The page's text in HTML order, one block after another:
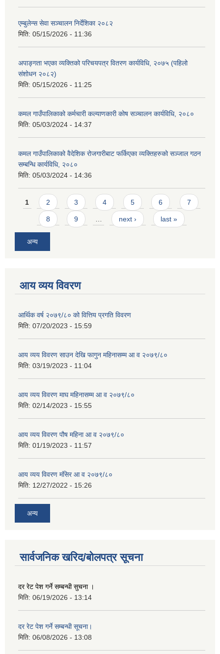
एम्बुलेन्स सेवा सञ्चालन निर्देशिका २०८२
मिति: 05/15/2026 - 11:36
अपाङ्गता भएका व्यक्तिको परिचयपत्र वितरण कार्यविधि, २०७५ (पहिलो
संशोधन २०८२)
मिति: 05/15/2026 - 11:25
कमल गाउँपालिकाको कर्मचारी कल्याणकारी कोष सञ्चालन कार्यविधि, २०८०
मिति: 05/03/2024 - 14:37
कमल गाउँपालिकाको वैदेशिक रोजगारीबाट फर्किएका व्यक्तिहरुको सञ्जाल गठन
सम्बन्धि कार्यविधि, २०८०
मिति: 05/03/2024 - 14:36
Pages
1 2 3 4 5 6 7
8 9 next › last »
अन्य
आय व्यय विवरण
आर्थिक वर्ष २०७९/८० को वित्तिय प्रगति विवरण
मिति: 07/20/2023 - 15:59
आय व्यय विवरण साउन देखि फागुन महिनासम्म आ व २०७९/८०
मिति: 03/19/2023 - 11:04
आय व्यय विवरण माघ महिनासम्म आ व २०७९/८०
मिति: 02/14/2023 - 15:55
आय व्यय विवरण पौष महिना आ व २०७९/८०
मिति: 01/19/2023 - 11:57
आय व्यय विवरण मंसिर आ व २०७९/८०
मिति: 12/27/2022 - 15:26
अन्य
सार्वजनिक खरिद/बोलपत्र सूचना
दर रेट पेश गर्ने सम्बन्धी सुचना ।
मिति: 06/19/2026 - 13:14
दर रेट पेश गर्ने सम्बन्धी सूचना।
मिति: 06/08/2026 - 13:08